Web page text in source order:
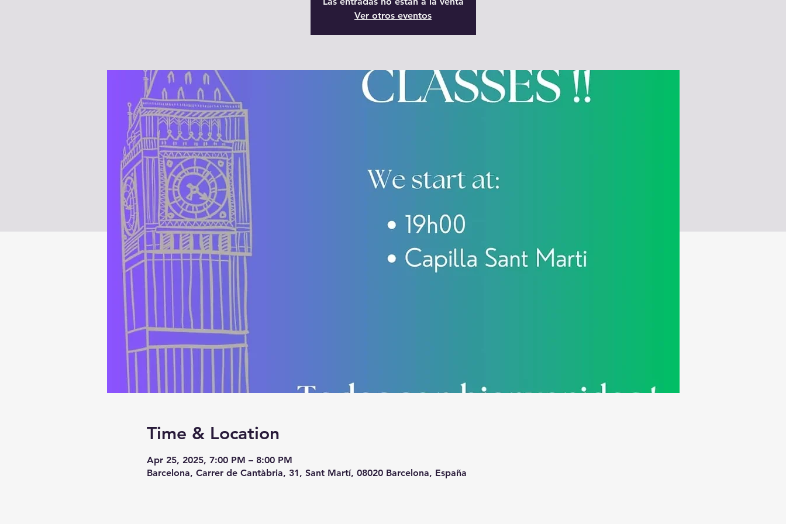
Ver otros eventos
Time & Location
Apr 25, 2025, 7:00 PM – 8:00 PM
Barcelona, Carrer de Cantàbria, 31, Sant Martí, 08020 Barcelona, España